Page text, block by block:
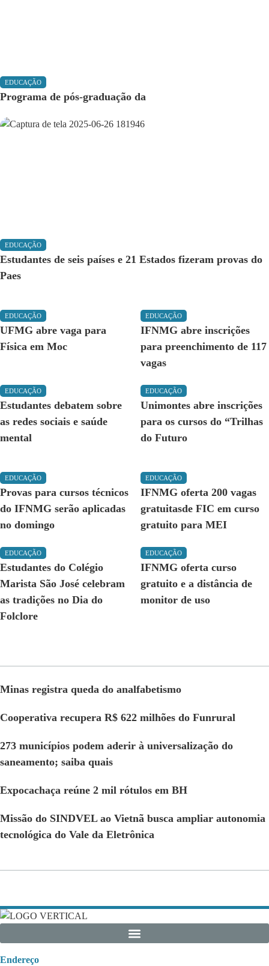
EDUCAÇÃO
Programa de pós-graduação da
EDUCAÇÃO
Estudantes de seis países e 21 Estados fizeram provas do
Paes
EDUCAÇÃO
UFMG abre vaga para
Física em Moc
EDUCAÇÃO
IFNMG abre inscrições
para preenchimento de 117
vagas
EDUCAÇÃO
Estudantes debatem sobre
as redes sociais e saúde
mental
EDUCAÇÃO
Unimontes abre inscrições
para os cursos do “Trilhas
do Futuro
EDUCAÇÃO
Provas para cursos técnicos
do IFNMG serão aplicadas
no domingo
EDUCAÇÃO
IFNMG oferta 200 vagas
gratuitasde FIC em curso
gratuito para MEI
EDUCAÇÃO
Estudantes do Colégio
Marista São José celebram
as tradições no Dia do
Folclore
EDUCAÇÃO
IFNMG oferta curso
gratuito e a distância de
monitor de uso
Minas registra queda do analfabetismo
Cooperativa recupera R$ 622 milhões do Funrural
273 municípios podem aderir à universalização do
saneamento; saiba quais
Expocachaça reúne 2 mil rótulos em BH
Missão do SINDVEL ao Vietnã busca ampliar autonomia
tecnológica do Vale da Eletrônica
Endereço